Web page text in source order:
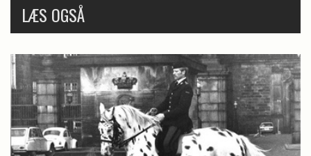
LÆS OGSÅ